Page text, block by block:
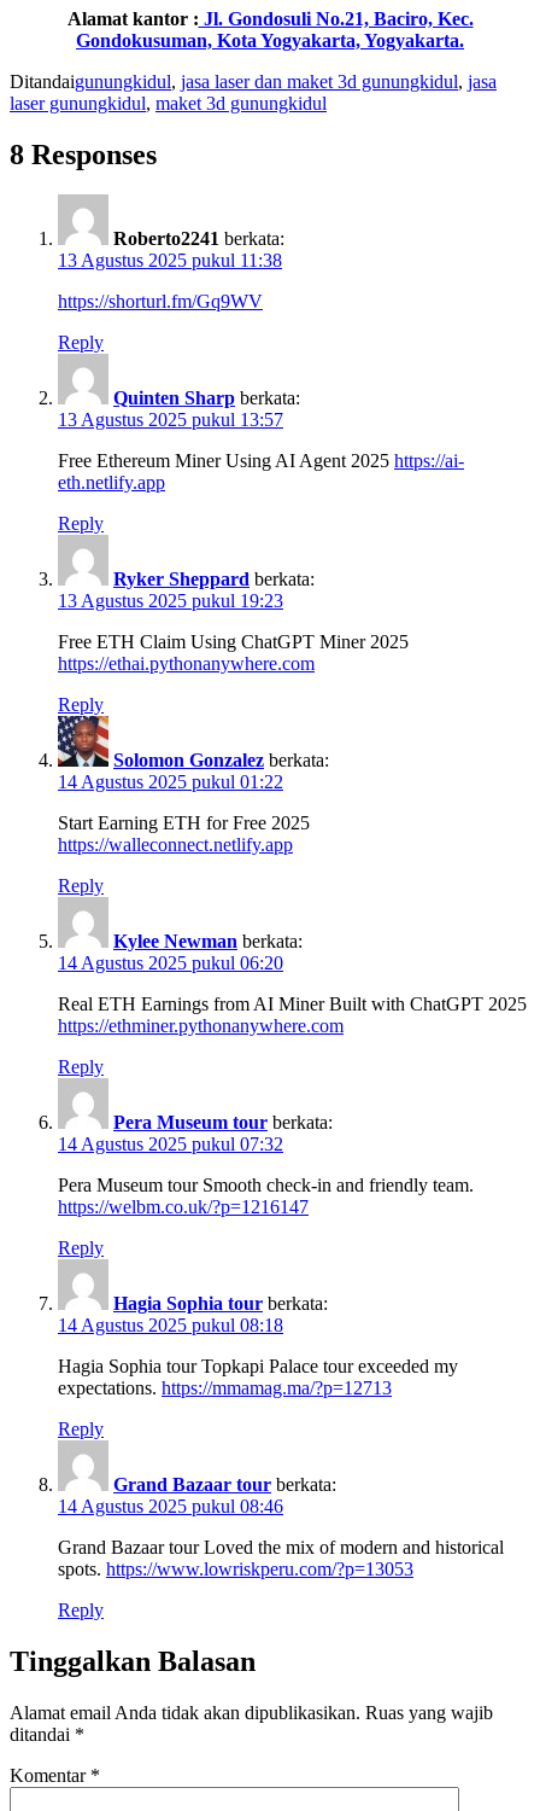
Alamat kantor : Jl. Gondosuli No.21, Baciro, Kec.
Gondokusuman, Kota Yogyakarta, Yogyakarta.
Ditandaigunungkidul, jasa laser dan maket 3d gunungkidul, jasa
laser gunungkidul, maket 3d gunungkidul
8 Responses
Roberto2241 berkata:
13 Agustus 2025 pukul 11:38
https://shorturl.fm/Gq9WV
Reply
Quinten Sharp berkata:
13 Agustus 2025 pukul 13:57
Free Ethereum Miner Using AI Agent 2025 https://ai-
eth.netlify.app
Reply
Ryker Sheppard berkata:
13 Agustus 2025 pukul 19:23
Free ETH Claim Using ChatGPT Miner 2025
https://ethai.pythonanywhere.com
Reply
Solomon Gonzalez berkata:
14 Agustus 2025 pukul 01:22
Start Earning ETH for Free 2025
https://walleconnect.netlify.app
Reply
Kylee Newman berkata:
14 Agustus 2025 pukul 06:20
Real ETH Earnings from AI Miner Built with ChatGPT 2025
https://ethminer.pythonanywhere.com
Reply
Pera Museum tour berkata:
14 Agustus 2025 pukul 07:32
Pera Museum tour Smooth check-in and friendly team.
https://welbm.co.uk/?p=1216147
Reply
Hagia Sophia tour berkata:
14 Agustus 2025 pukul 08:18
Hagia Sophia tour Topkapi Palace tour exceeded my
expectations. https://mmamag.ma/?p=12713
Reply
Grand Bazaar tour berkata:
14 Agustus 2025 pukul 08:46
Grand Bazaar tour Loved the mix of modern and historical
spots. https://www.lowriskperu.com/?p=13053
Reply
Tinggalkan Balasan
Alamat email Anda tidak akan dipublikasikan. Ruas yang wajib
ditandai *
Komentar *